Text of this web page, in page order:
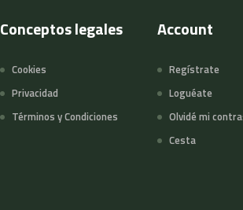
Conceptos legales
Cookies
Privacidad
Términos y Condiciones
Account
Regístrate
Loguéate
Olvidé mi
Cesta